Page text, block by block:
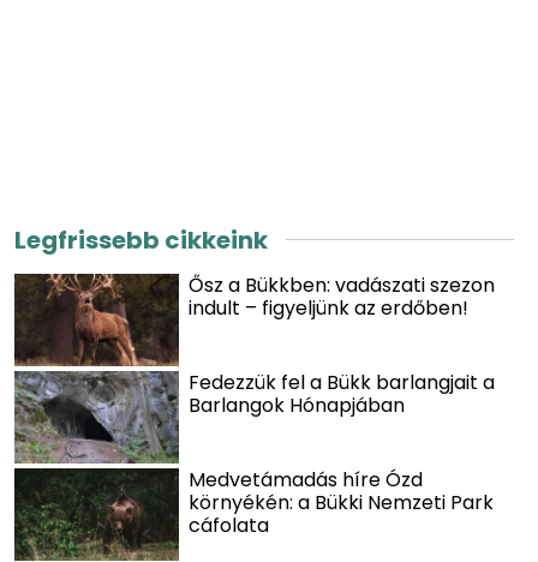
Legfrissebb cikkeink
Ősz a Bükkben: vadászati szezon
indult – figyeljünk az erdőben!
Fedezzük fel a Bükk barlangjait a
Barlangok Hónapjában
Medvetámadás híre Ózd
környékén: a Bükki Nemzeti Park
cáfolata